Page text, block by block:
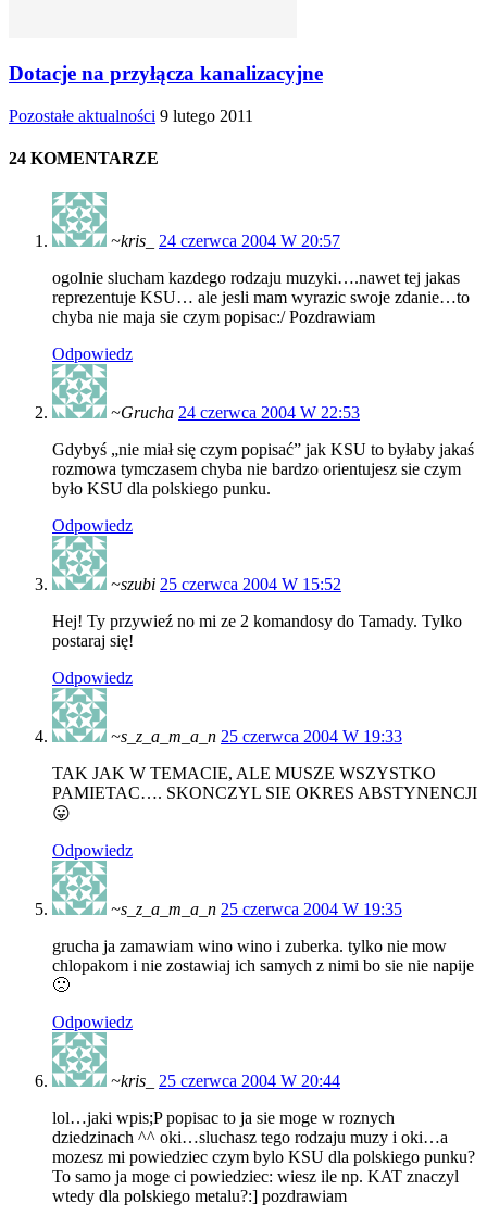
Dotacje na przyłącza kanalizacyjne
Pozostałe aktualności 9 lutego 2011
24 KOMENTARZE
~kris_
24 czerwca 2004 W 20:57
ogolnie slucham kazdego rodzaju muzyki….nawet tej jakas
reprezentuje KSU… ale jesli mam wyrazic swoje zdanie…to
chyba nie maja sie czym popisac:/ Pozdrawiam
Odpowiedz
~Grucha 24 czerwca 2004 W 22:53
Gdybyś „nie miał się czym popisać” jak KSU to byłaby jakaś
rozmowa tymczasem chyba nie bardzo orientujesz sie czym
było KSU dla polskiego punku.
Odpowiedz
~szubi 25 czerwca 2004 W 15:52
Hej! Ty przywieź no mi ze 2 komandosy do Tamady. Tylko
postaraj się!
Odpowiedz
~s_z_a_m_a_n 25 czerwca 2004 W 19:33
TAK JAK W TEMACIE, ALE MUSZE WSZYSTKO
PAMIETAC…. SKONCZYL SIE OKRES ABSTYNENCJI
😛
Odpowiedz
~s_z_a_m_a_n 25 czerwca 2004 W 19:35
grucha ja zamawiam wino wino i zuberka. tylko nie mow
chlopakom i nie zostawiaj ich samych z nimi bo sie nie napije
🙁
Odpowiedz
~kris_
25 czerwca 2004 W 20:44
lol…jaki wpis;P popisac to ja sie moge w roznych
dziedzinach ^^ oki…sluchasz tego rodzaju muzy i oki…a
mozesz mi powiedziec czym bylo KSU dla polskiego punku?
To samo ja moge ci powiedziec: wiesz ile np. KAT znaczyl
wtedy dla polskiego metalu?:] pozdrawiam